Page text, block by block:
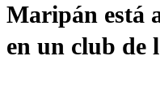
Maripán está
en un club de